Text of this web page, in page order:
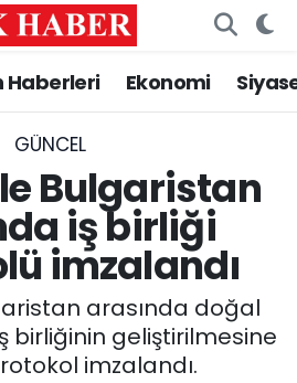
Haberleri Ekonomi
GÜNCEL
Bulgaristan
iş birliği
imzalandı
arasında doğal
birliğinin geliştirilmesine
imzalandı.
HABERLERİ
Durumu ve Fikstür